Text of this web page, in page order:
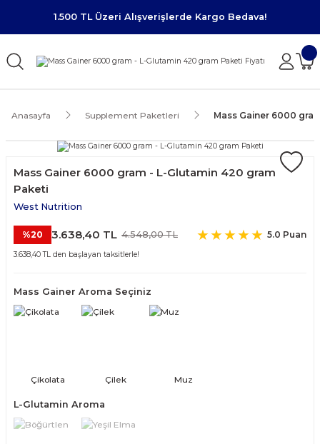
1.500 TL Üzeri Alışverişlerde Kargo Bedava!
Anasayfa Supplement Paketleri Mass Gainer 6000
Mass Gainer 6000 gram - L-Glutamin 420 gram
Paketi
West Nutrition
%20 3.638,40 TL 4.548,00 TL 5.0 Puan
3.638,40 TL den başlayan taksitlerle!
Mass Gainer Aroma Seçiniz
L-Glutamin Aroma